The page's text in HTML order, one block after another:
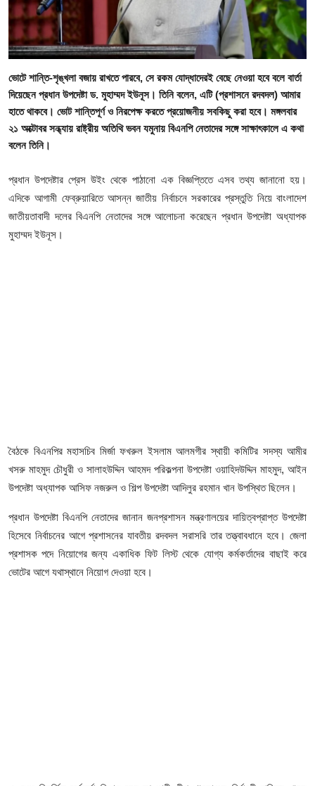
অর্থনীতি
আন্তর্জাতিক
স্বাস্থ্য
বিনোদন
খেলা
অন্যান্য
ফিচার
সিলেট বিভাগ
রংপুর বিভাগ
আইনি পরামর্শের
চাকরি
ভোটে শান্তি-শৃঙ্খলা বজায় রাখতে পারবে, সে রকম যোদ্ধাদেরই বেছে নেওয়া হবে বলে বার্তা
দিয়েছেন প্রধান উপদেষ্টা ড. মুহাম্মদ ইউনূস। তিনি বলেন, এটি (প্রশাসনে রদবদল) আমার
হাতে থাকবে। ভোট শান্তিপূর্ণ ও নিরপেক্ষ করতে প্রয়োজনীয় সবকিছু করা হবে। মঙ্গলবার
২১ অক্টোবর সন্ধ্যায় রাষ্ট্রীয় অতিথি ভবন যমুনায় বিএনপি নেতাদের সঙ্গে সাক্ষাৎকালে এ কথা
বলেন তিনি।
প্রধান উপদেষ্টার প্রেস উইং থেকে পাঠানো এক বিজ্ঞপ্তিতে এসব তথ্য জানানো হয়।
এদিকে আগামী ফেব্রুয়ারিতে আসন্ন জাতীয় নির্বাচনে সরকারের প্রস্তুতি নিয়ে বাংলাদেশ
জাতীয়তাবাদী দলের বিএনপি নেতাদের সঙ্গে আলোচনা করেছেন প্রধান উপদেষ্টা অধ্যাপক
মুহাম্মদ ইউনূস।
বৈঠকে বিএনপির মহাসচিব মির্জা ফখরুল ইসলাম আলমগীর স্থায়ী কমিটির সদস্য আমীর
খসরু মাহমুদ চৌধুরী ও সালাহউদ্দিন আহমদ পরিকল্পনা উপদেষ্টা ওয়াহিদউদ্দিন মাহমুদ, আইন
উপদেষ্টা অধ্যাপক আসিফ নজরুল ও শিল্প উপদেষ্টা আদিলুর রহমান খান উপস্থিত ছিলেন।
প্রধান উপদেষ্টা বিএনপি নেতাদের জানান জনপ্রশাসন মন্ত্রণালয়ের দায়িত্বপ্রাপ্ত উপদেষ্টা
হিসেবে নির্বাচনের আগে প্রশাসনের যাবতীয় রদবদল সরাসরি তার তত্ত্বাবধানে হবে। জেলা
প্রশাসক পদে নিয়োগের জন্য একাধিক ফিট লিস্ট থেকে যোগ্য কর্মকর্তাদের বাছাই করে
ভোটের আগে যথাস্থানে নিয়োগ দেওয়া হবে।